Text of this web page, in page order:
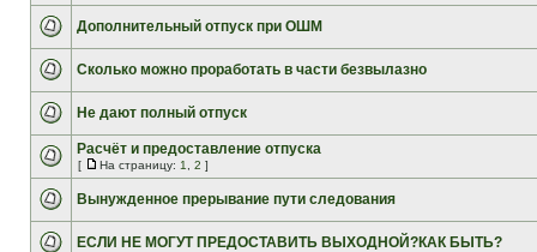
Дополнительный отпуск при ОШМ
Сколько можно проработать в части безвылазно
Не дают полный отпуск
Расчёт и предоставление отпуска
[ На страницу: 1 2 ]
Вынужденное прерывание пути следования
ЕСЛИ НЕ МОГУТ ПРЕДОСТАВИТЬ ВЫХОДНОЙ?КАК БЫТЬ?